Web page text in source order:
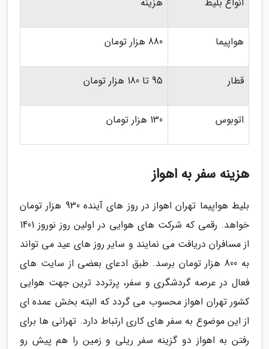
هواپیما 880 هزار تومان
قطار 95 تا 180 هزار تومان
اتوبوس 130 هزار تومان
هزینه سفر به اهواز
بلیط هواپیما تهران اهواز در روز های آینده 930 هزار تومان
خواهد. رقمی که شرکت های هوایی در اولین روز نوروز 1401
از مسافران دریافت می نمایند و سایر روز های عید می تواند
به 800 هزار تومان برسد. طبق ادعای بعضی از سایت های
فعال در عرصه گردشگری و سفر، پرتردد ترین جهت هوایی
کشور تهران اهواز محسوب می گردد که البته بخش عمده ای
از این موضوع به سفر های کاری ارتباط دارد. تهرانی ها برای
رفتن به اهواز دو گزینه سفر ریلی و زمین را هم پیش رو